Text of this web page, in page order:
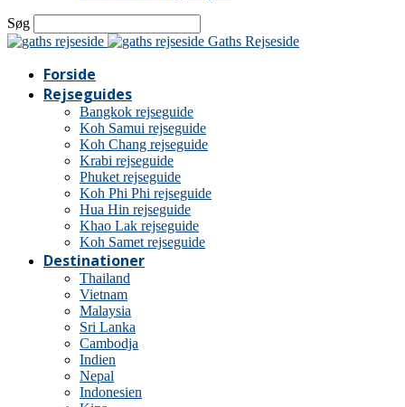
Søg
Gaths Rejseside
Forside
Rejseguides
Bangkok rejseguide
Koh Samui rejseguide
Koh Chang rejseguide
Krabi rejseguide
Phuket rejseguide
Koh Phi Phi rejseguide
Hua Hin rejseguide
Khao Lak rejseguide
Koh Samet rejseguide
Destinationer
Thailand
Vietnam
Malaysia
Sri Lanka
Cambodja
Indien
Nepal
Indonesien